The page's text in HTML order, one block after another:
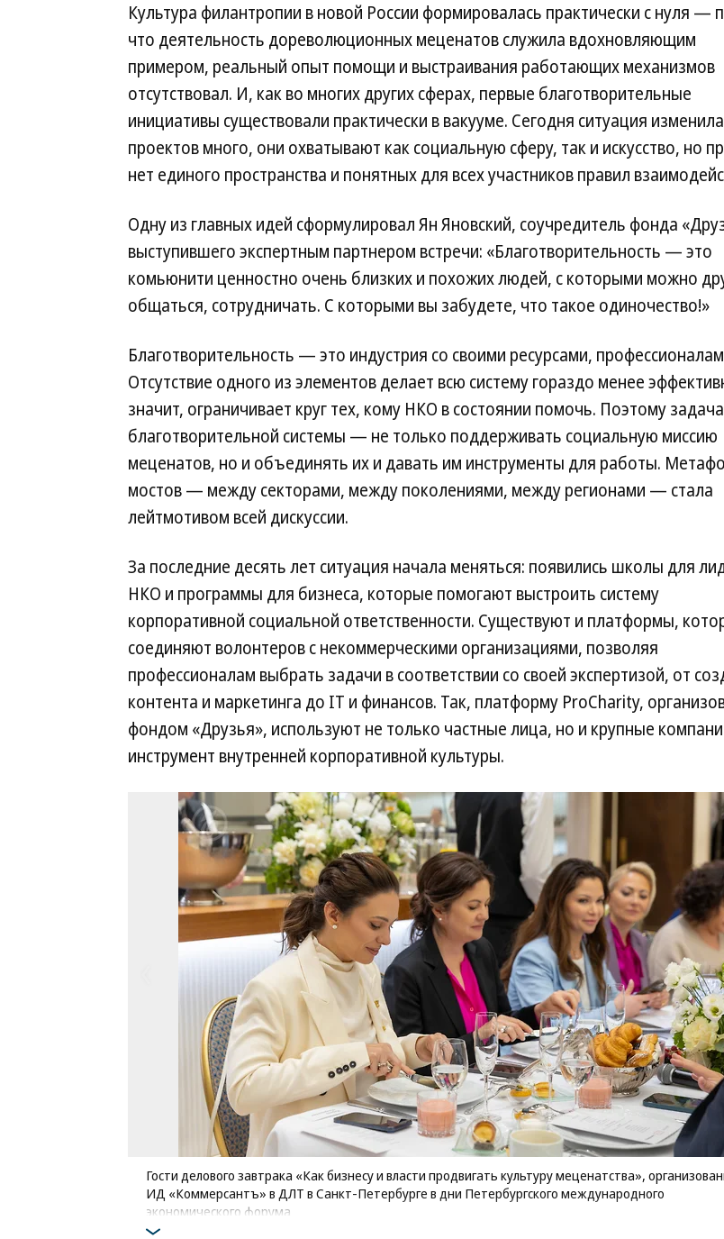
Культура филантропии в новой России формировалась практически с нуля —
что деятельность дореволюционных меценатов служила вдохновляющим
примером, реальный опыт помощи и выстраивания работающих механизмов
отсутствовал. И, как во многих других сферах, первые благотворительные
инициативы существовали практически в вакууме. Сегодня ситуация
проектов много, они охватывают как социальную сферу, так и искусство, но
нет единого пространства и понятных для всех участников правил
Одну из главных идей сформулировал Ян Яновский, соучредитель фонда
выступившего экспертным партнером встречи: «Благотворительность — это
комьюнити ценностно очень близких и похожих людей, с которыми можно
общаться, сотрудничать. С которыми вы забудете, что такое одиночество!»
Благотворительность — это индустрия со своими ресурсами,
Отсутствие одного из элементов делает всю систему гораздо менее
значит, ограничивает круг тех, кому НКО в состоянии помочь. Поэтому задача
благотворительной системы — не только поддерживать социальную миссию
меценатов, но и объединять их и давать им инструменты для работы.
мостов — между секторами, между поколениями, между регионами — стала
лейтмотивом всей дискуссии.
За последние десять лет ситуация начала меняться: появились школы для
НКО и программы для бизнеса, которые помогают выстроить систему
корпоративной социальной ответственности. Существуют и платформы,
соединяют волонтеров с некоммерческими организациями, позволяя
профессионалам выбрать задачи в соответствии со своей экспертизой, от
контента и маркетинга до IT и финансов. Так, платформу ProCharity,
фондом «Друзья», используют не только частные лица, но и крупные
инструмент внутренней корпоративной культуры.
Гости делового завтрака «Как бизнесу и власти продвигать культуру меценатства»,
ИД «Коммерсантъ» в ДЛТ в Санкт-Петербурге в дни Петербургского международного
экономического форума
Фото: Ольга Закута